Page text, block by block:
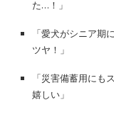
た…！」
「愛犬がシニア期
ツヤ！」
「災害備蓄用にも
嬉しい」